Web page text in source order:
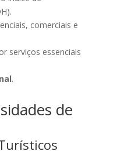
comerciais e
serviços essenciais
.
de